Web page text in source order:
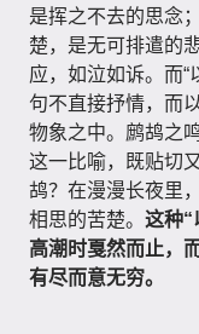
是挥之不去的思念
楚，是无可排遣的
应，如泣如诉。而“
句不直接抒情，而
物象之中。鹧鸪之
这一比喻，既贴切
鸪？在漫漫长夜里
相思的苦楚。 这种“
高潮时戛然而止，
有尽而意无穷。